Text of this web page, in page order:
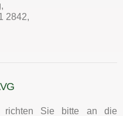
2842,
richten Sie bitte an die